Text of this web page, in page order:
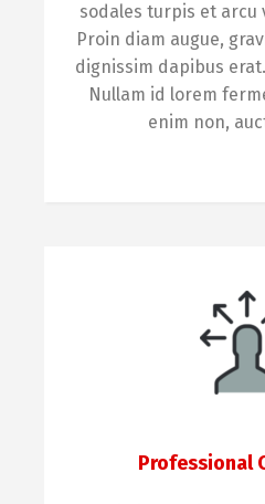
sodales turpis et arcu
Proin diam augue,
dignissim dapibus
Nullam id lorem
enim non,
Professional